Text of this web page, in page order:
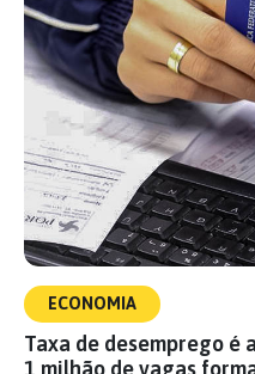
ECONOMIA
Taxa de desemprego é
1 milhão de vagas